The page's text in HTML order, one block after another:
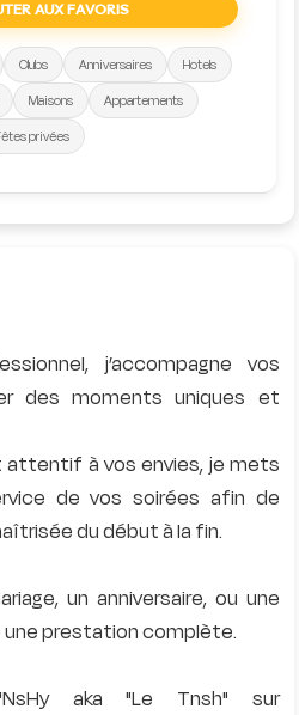
AUX FAVORIS
Clubs Anniversaires
Hotels
Maisons
Appartements
privées
j’accompagne vos
des moments uniques et
attentif à vos envies, je mets
de vos soirées afin de
du début à la fin.
un anniversaire, ou une
une prestation complète.
aka "Le Tnsh" sur